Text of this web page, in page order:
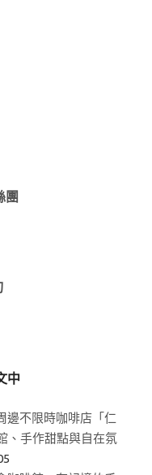
團
中
邊不限時咖啡店「仁
、手作甜點與自在氛